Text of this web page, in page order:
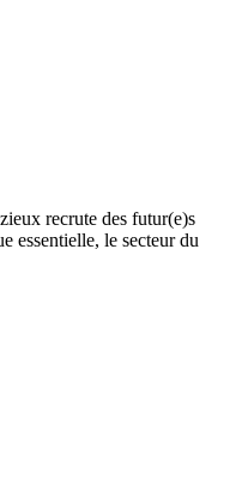
recrute des futur(e)s
essentielle, le secteur du